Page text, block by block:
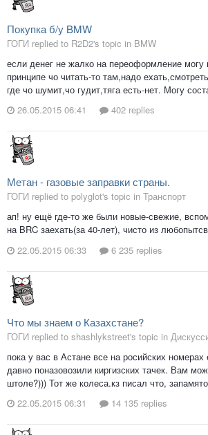
Покупка б/у BMW
ГОГИ replied to R2D2's topic in BMW
если денег не жалко на переоформление могу
принципе чо читать-то там,надо
где чо шумит,чо гудит,тяга есть-нет. Могу
26.05.2015 06:41
402 replies
Метан - газовые заправки страны.
ГОГИ replied to polyglot's topic in Транспорт
ап! ну ещё где-то же были новые-свежие,
на BRC заехать(за 40-лет), чисто из
22.05.2015 06:33
6 235 replies
Что мы знаем о Казахстане?
ГОГИ replied to shashlykstreet's topic in
пока у вас в Астане все на росийских
давно поназовозили киргизских тачек. Вам
штоле?))) Тот же колеса.кз писал что,
22.05.2015 06:31
14 135 replies